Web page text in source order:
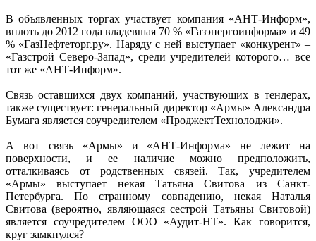
В объявленных торгах участвует компания «АНТ-Информ»,
вплоть до 2012 года владевшая 70 % «Газэнергоинформа» и 49
% «ГазНефтеторг.ру». Наряду с ней выступает «конкурент» –
«Газстрой Северо-Запад», среди учредителей которого… все
тот же «АНТ-Информ».
Связь оставшихся двух компаний, участвующих в тендерах,
также существует: генеральный директор «Армы» Александра
Бумага является соучредителем «ПроджектТехнолоджи».
А вот связь «Армы» и «АНТ-Информа» не лежит на
поверхности, и ее наличие можно предположить,
отталкиваясь от родственных связей. Так, учредителем
«Армы» выступает некая Татьяна Свитова из Санкт-
Петербурга. По странному совпадению, некая Наталья
Свитова (вероятно, являющаяся сестрой Татьяны Свитовой)
является соучредителем ООО «Аудит-НТ». Как говорится,
круг замкнулся?